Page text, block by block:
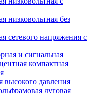
низковольтная без
сетевого напряжения с
и сигнальная
компактная
высокого давления
дуговая